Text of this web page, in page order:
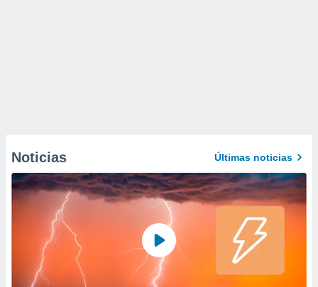
Noticias Últimas noticias